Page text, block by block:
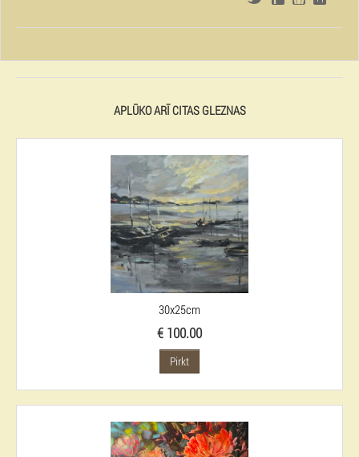
APLŪKO ARĪ CITAS GLEZNAS
30x25cm
€ 100.00
Pirkt